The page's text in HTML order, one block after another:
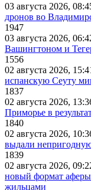
03 августа 2026,
дронов во
1947
03 августа 2026,
Вашингтоном и
1556
02 августа 2026,
испанскую Сеуту
1837
02 августа 2026,
Приморье в
1840
02 августа 2026,
выдали
1839
02 августа 2026,
новый формат
жильцами